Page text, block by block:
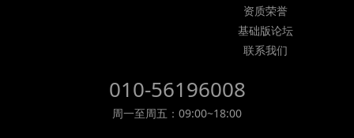
资质荣誉
基础版论坛
联系我们
010-56196008
周一至周五：09:00~18:00